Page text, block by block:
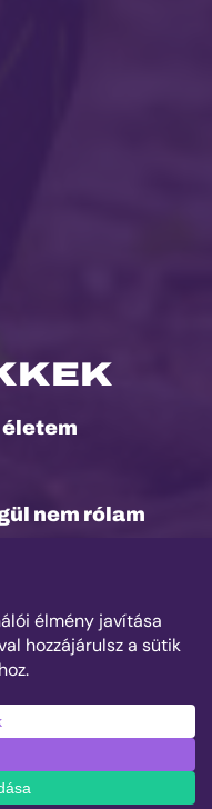
életem
nem rólam
rossz dolog”
a Daráló új
jog fenntartva.